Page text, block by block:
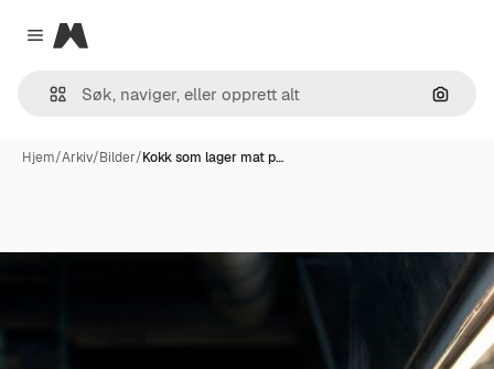
Close menu
Magnific
Søk
Hjem/Arkiv/Bilder/Kokk som lager mat p…